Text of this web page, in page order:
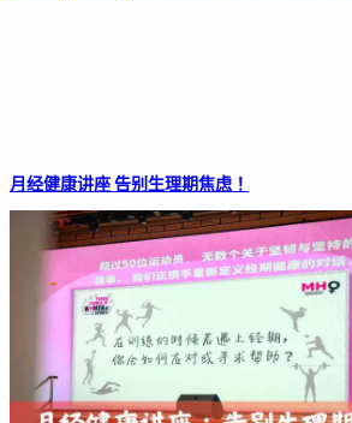
月经健康讲座 告别生理期焦虑！